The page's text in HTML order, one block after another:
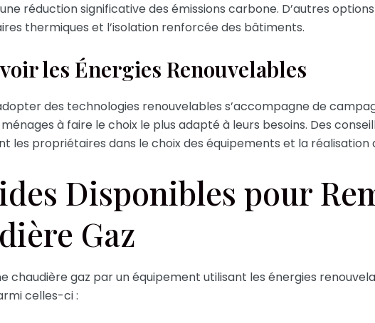
réduction significative des émissions carbone. D’autres
thermiques et l’isolation renforcée des bâtiments.
les Énergies Renouvelables
des technologies renouvelables s’accompagne de
à faire le choix le plus adapté à leurs besoins. Des
les propriétaires dans le choix des équipements et la réalisation
Disponibles pour
Gaz
chaudière gaz par un équipement utilisant les énergies
celles-ci :